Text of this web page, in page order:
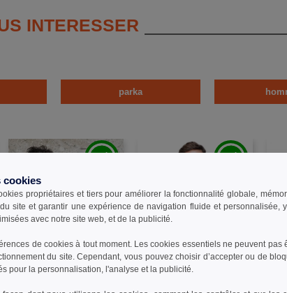
INTERESSER
parka
cookies
propriétaires et tiers pour améliorer la fonctionnalité globale,
site et garantir une expérience de navigation fluide et personnalisée,
avec notre site web, et de la publicité.
de cookies à tout moment. Les cookies essentiels ne peuvent pas
du site. Cependant, vous pouvez choisir d’accepter ou de
pour la personnalisation, l'analyse et la publicité.